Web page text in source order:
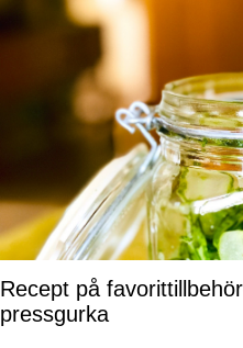
Recept på
pressgurka